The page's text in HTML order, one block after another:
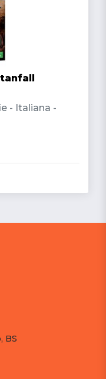
- Italiana -
BS